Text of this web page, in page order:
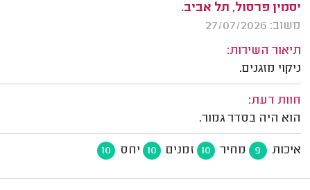
יסמין פרסול, תל אביב.
משוב: 27/07/2026
תיאור השירות:
ניקוי מזגנים.
חוות דעת:
הוא היה בסדר גמור.
איכות 9 מחיר 10 זמנים 10 יחס 10